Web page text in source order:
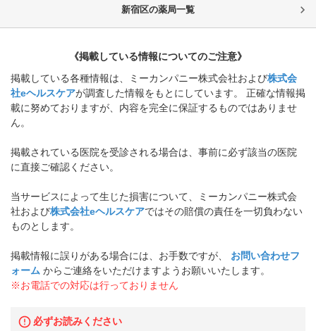
新宿区の薬局一覧
《掲載している情報についてのご注意》
掲載している各種情報は、ミーカンパニー株式会社および株式会
社eヘルスケアが調査した情報をもとにしています。 正確な情報掲
載に努めておりますが、内容を完全に保証するものではありませ
ん。
掲載されている医院を受診される場合は、事前に必ず該当の医院
に直接ご確認ください。
当サービスによって生じた損害について、ミーカンパニー株式会
社および株式会社eヘルスケアではその賠償の責任を一切負わない
ものとします。
掲載情報に誤りがある場合には、お手数ですが、
お問い合わせフ
ォーム からご連絡をいただけますようお願いいたします。
※お電話での対応は行っておりません
必ずお読みください